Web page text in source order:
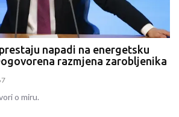
napadi na energetsku
razmjena zarobljenika
o miru.